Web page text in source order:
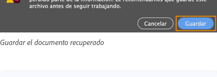
Guardar el documento recuperado